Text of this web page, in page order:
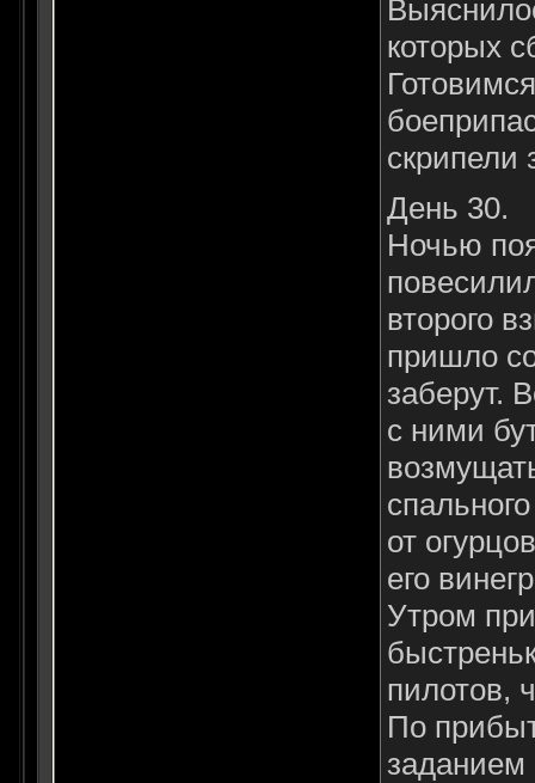
которых
скрипели
День 30.
Ночью
второго
пришло
заберут.
с ними
от
его
Утром
пилотов,
По
заданием